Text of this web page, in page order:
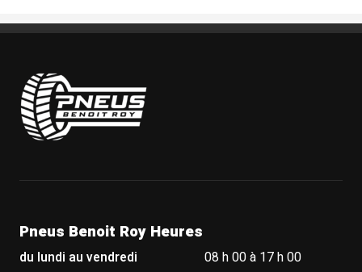
Pneus Benoit Roy
Pneus Benoit Roy Heures
du lundi au vendredi
08 h 00 à 17 h 00